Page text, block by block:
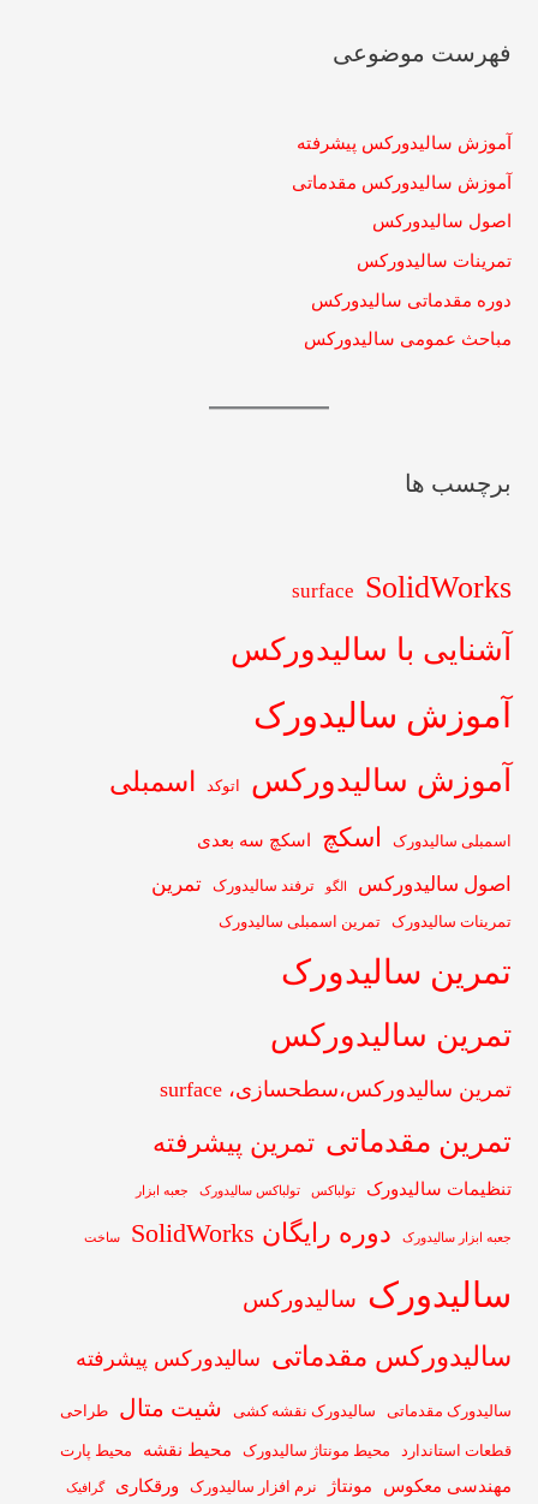
فهرست موضوعی
آموزش سالیدورکس پیشرفته
آموزش سالیدورکس مقدماتی
اصول سالیدورکس
تمرینات سالیدورکس
دوره مقدماتی سالیدورکس
مباحث عمومی سالیدورکس
برچسب ها
SolidWorks
surface
آشنایی با سالیدورکس
آموزش سالیدورک
آموزش سالیدورکس اتوکد اسمبلی
اسمبلی سالیدورک اسکچ اسکچ سه بعدی
اصول سالیدورکس الگو ترفند سالیدورک تمرین
تمرینات سالیدورک تمرین اسمبلی سالیدورک
تمرین سالیدورک
تمرین سالیدورکس
تمرین سالیدورکس،سطحسازی، surface
تمرین مقدماتی تمرین پیشرفته
تنظیمات سالیدورک تولباکس تولباکس سالیدورک جعبه ابزار
جعبه ابزار سالیدورک دوره رایگان SolidWorks ساخت
سالیدورک سالیدورکس
سالیدورکس مقدماتی سالیدورکس پیشرفته
سالیدورک مقدماتی سالیدورک نقشه کشی شیت متال طراحی
قطعات استاندارد محیط مونتاژ سالیدورک محیط نقشه محیط پارت
مهندسی معکوس مونتاژ نرم افزار سالیدورک ورقکاری گرافیک